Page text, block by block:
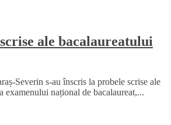
ale bacalaureatului
Severin s-au înscris la probele scrise ale
examenului național de bacalaureat,...